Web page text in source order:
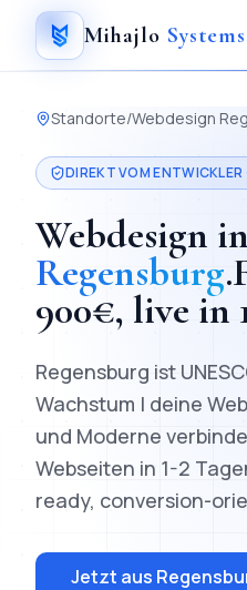
Mihajlo Systems
Standorte/Webdesign
DIREKT VOM ENTWICKLER
Webdesign in
Regensburg.
900€, live in
Regensburg ist
Wachstum | deine
und Moderne
Webseiten in 1-2
ready, conversion-
Jetzt aus